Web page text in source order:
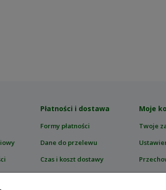
z
Płatności i dostawa
Formy płatności
Dane do przelewu
Czas i koszt dostawy
Zwroty i reklamacje
Moje
Twoje